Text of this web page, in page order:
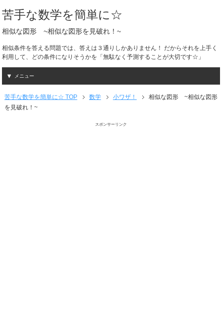
苦手な数学を簡単に☆
相似な図形 ~相似な図形を見破れ！~
相似条件を答える問題では、答えは３通りしかありません！ だからそれを上手く
利用して、どの条件になりそうかを「無駄なく予測することが大切です☆」
メニュー
苦手な数学を簡単に☆ TOP 数学 小ワザ！
相似な図形 ~相似な図形
を見破れ！~
スポンサーリンク